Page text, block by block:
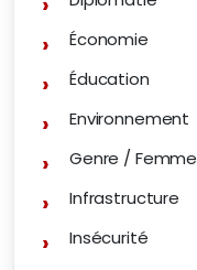
Économie
Éducation
Environnement
Genre / Femme
Infrastructure
Insécurité